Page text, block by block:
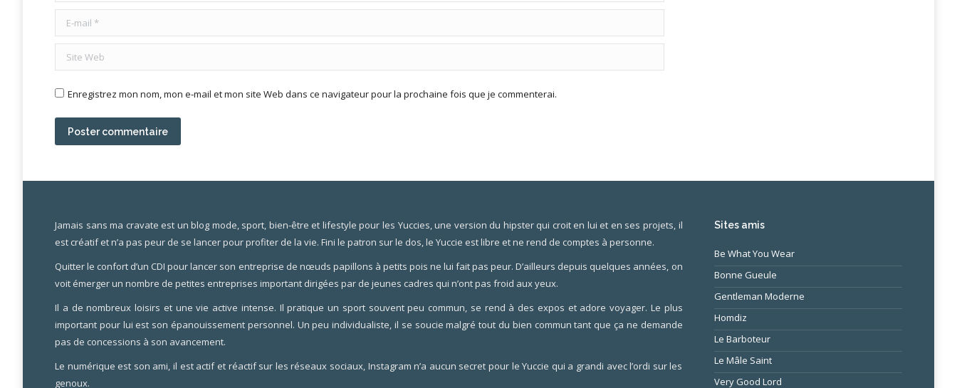
E-mail *
Site Web
Enregistrez mon nom, mon e-mail et mon site Web dans ce navigateur pour la prochaine fois que je commenterai.
Poster commentaire
Jamais sans ma cravate est un blog mode, sport, bien-être et lifestyle pour les Yuccies, une version du hipster qui croit en lui et en ses projets, il
est créatif et n’a pas peur de se lancer pour profiter de la vie. Fini le patron sur le dos, le Yuccie est libre et ne rend de comptes à personne.
Quitter le confort d’un CDI pour lancer son entreprise de nœuds papillons à petits pois ne lui fait pas peur. D’ailleurs depuis quelques années, on
voit émerger un nombre de petites entreprises important dirigées par de jeunes cadres qui n’ont pas froid aux yeux.
Il a de nombreux loisirs et une vie active intense. Il pratique un sport souvent peu commun, se rend à des expos et adore voyager. Le plus
important pour lui est son épanouissement personnel. Un peu individualiste, il se soucie malgré tout du bien commun tant que ça ne demande
pas de concessions à son avancement.
Le numérique est son ami, il est actif et réactif sur les réseaux sociaux, Instagram n’a aucun secret pour le Yuccie qui a grandi avec l’ordi sur les
genoux.
Sites amis
Be What You Wear
Bonne Gueule
Gentleman Moderne
Homdiz
Le Barboteur
Le Mâle Saint
Very Good Lord